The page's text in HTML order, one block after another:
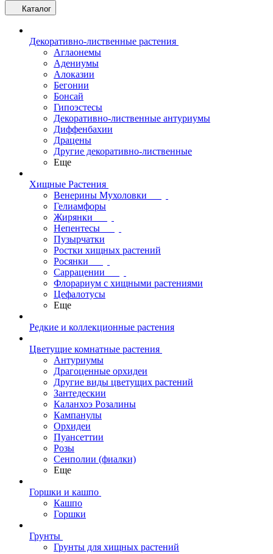
Каталог
Декоративно-лиственные растения
Аглаонемы
Адениумы
Алоказии
Бегонии
Бонсай
Гипоэстесы
Декоративно-лиственные антуриумы
Диффенбахии
Драцены
Другие декоративно-лиственные
Еще
Хищные Растения
Венерины Мухоловки
Гелиамфоры
Жирянки
Непентесы
Пузырчатки
Ростки хищных растений
Росянки
Саррацении
Флорариум с хищными растениями
Цефалотусы
Еще
Редкие и коллекционные растения
Цветущие комнатные растения
Антуриумы
Драгоценные орхидеи
Другие виды цветущих растений
Зантедескии
Каланхоэ Розалины
Кампанулы
Орхидеи
Пуансеттии
Розы
Сенполии (фиалки)
Еще
Горшки и кашпо
Кашпо
Горшки
Грунты
Грунты для хищных растений